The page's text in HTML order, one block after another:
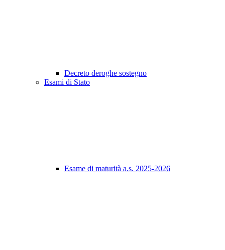
Decreto deroghe sostegno
Esami di Stato
Esame di maturità a.s. 2025-2026